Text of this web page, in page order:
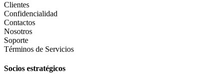
Clientes
Confidencialidad
Contactos
Nosotros
Soporte
Términos de Servicios
Socios estratégicos